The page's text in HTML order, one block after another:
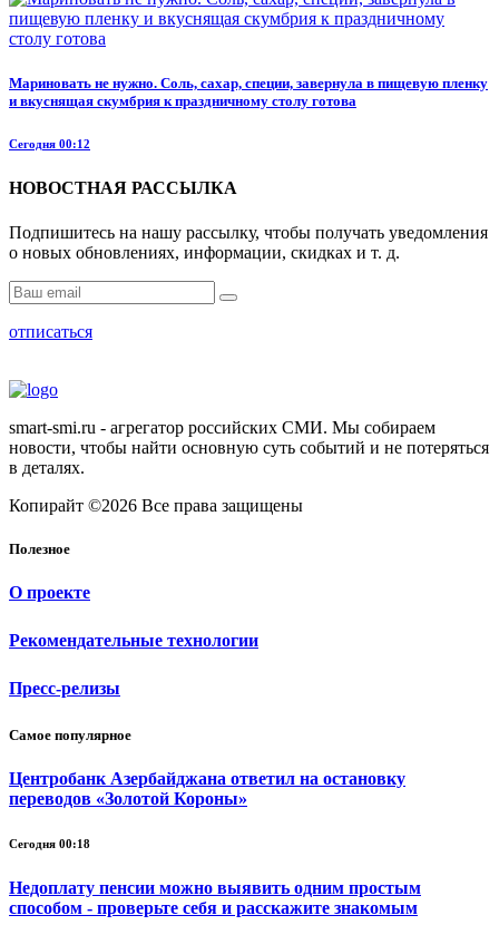
Мариновать не нужно. Соль, сахар, специи, завернула в пищевую пленку
и вкуснящая скумбрия к праздничному столу готова
Сегодня 00:12
НОВОСТНАЯ РАССЫЛКА
Подпишитесь на нашу рассылку, чтобы получать уведомления
о новых обновлениях, информации, скидках и т. д.
отписаться
smart-smi.ru - агрегатор российских СМИ. Мы собираем
новости, чтобы найти основную суть событий и не потеряться
в деталях.
Копирайт ©2026 Все права защищены
Полезное
О проекте
Рекомендательные технологии
Пресс-релизы
Самое популярное
Центробанк Азербайджана ответил на остановку
переводов «Золотой Короны»
Сегодня 00:18
Недоплату пенсии можно выявить одним простым
способом - проверьте себя и расскажите знакомым